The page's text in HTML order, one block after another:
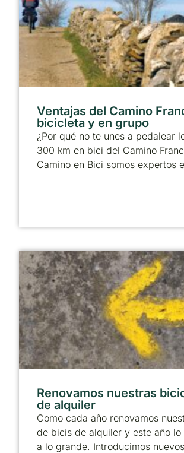
Ventajas del Camino
bicicleta y en grupo
¿Por qué no te unes a pedalear
300 km en bici del Camino
Camino en Bici somos expertos
Renovamos nuestras
de alquiler
Como cada año renovamos
de bicis de alquiler y este año lo
a lo grande. Introducimos